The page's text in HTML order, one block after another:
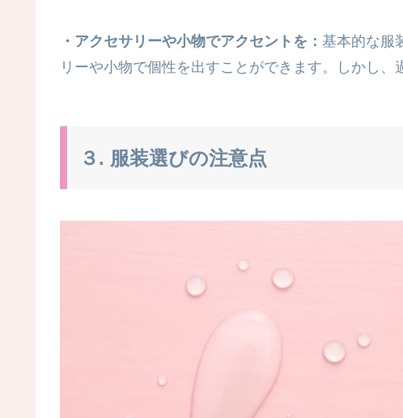
・アクセサリーや小物でアクセントを： 基本的な服
リーや小物で個性を出すことができます。しかし、
３. 服装選びの注意点